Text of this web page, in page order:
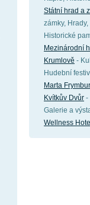
Státní hrad a
zámky,
Historické
Mezinárodní
Krumlově -
Hudební
Marta
Kvítkův Dvůr -
Galerie a
Wellness